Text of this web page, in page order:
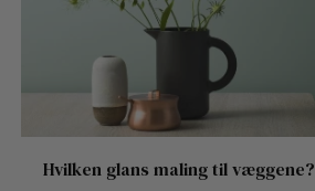
Hvilken glans maling til væggene?